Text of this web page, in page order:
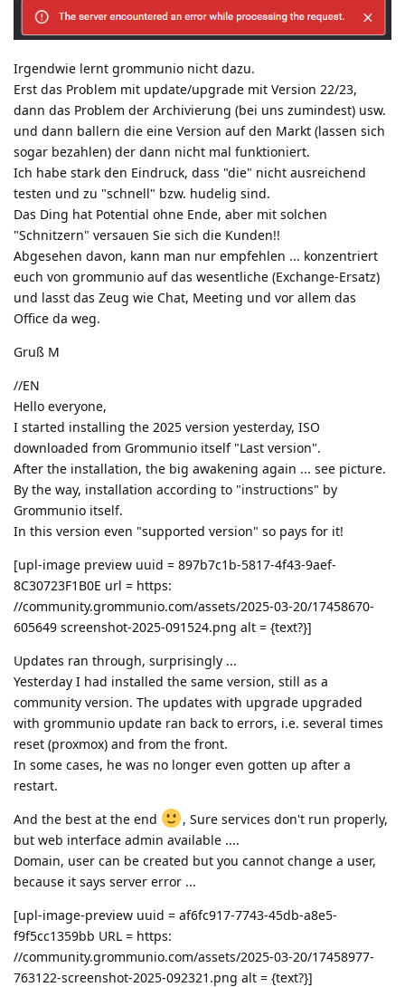
Irgendwie lernt grommunio nicht dazu.
Erst das Problem mit update/upgrade mit Version 22/23,
dann das Problem der Archivierung (bei uns zumindest) usw.
und dann ballern die eine Version auf den Markt (lassen sich
sogar bezahlen) der dann nicht mal funktioniert.
Ich habe stark den Eindruck, dass "die" nicht ausreichend
testen und zu "schnell" bzw. hudelig sind.
Das Ding hat Potential ohne Ende, aber mit solchen
"Schnitzern" versauen Sie sich die Kunden!!
Abgesehen davon, kann man nur empfehlen ... konzentriert
euch von grommunio auf das wesentliche (Exchange-Ersatz)
und lasst das Zeug wie Chat, Meeting und vor allem das
Office da weg.
Gruß M
//EN
Hello everyone,
I started installing the 2025 version yesterday, ISO
downloaded from Grommunio itself "Last version".
After the installation, the big awakening again ... see picture.
By the way, installation according to "instructions" by
Grommunio itself.
In this version even "supported version" so pays for it!
[upl-image preview uuid = 897b7c1b-5817-4f43-9aef-
8C30723F1B0E url = https:
//community.grommunio.com/assets/2025-03-20/17458670-
605649 screenshot-2025-091524.png alt = {text?}]
Updates ran through, surprisingly ...
Yesterday I had installed the same version, still as a
community version. The updates with upgrade upgraded
with grommunio update ran back to errors, i.e. several times
reset (proxmox) and from the front.
In some cases, he was no longer even gotten up after a
restart.
And the best at the end
, Sure services don't run properly,
but web interface admin available ....
Domain, user can be created but you cannot change a user,
because it says server error ...
[upl-image-preview uuid = af6fc917-7743-45db-a8e5-
f9f5cc1359bb URL = https:
//community.grommunio.com/assets/2025-03-20/17458977-
763122-screenshot-2025-092321.png alt = {text?}]